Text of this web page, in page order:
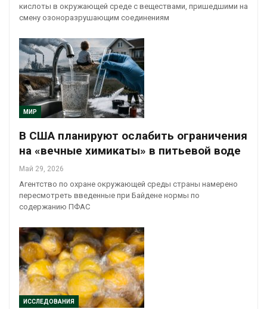
кислоты в окружающей среде с веществами, пришедшими на
смену озоноразрушающим соединениям
МИР
В США планируют ослабить ограничения
на «вечные химикаты» в питьевой воде
Май 29, 2026
Агентство по охране окружающей среды страны намерено
пересмотреть введенные при Байдене нормы по
содержанию ПФАС
ИССЛЕДОВАНИЯ